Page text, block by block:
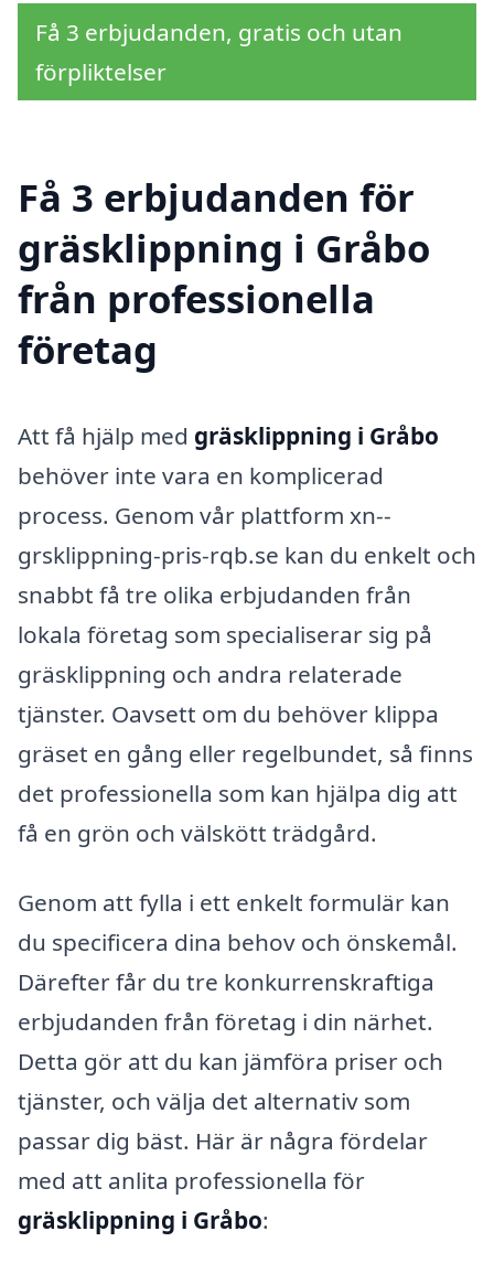
Få 3 erbjudanden, gratis och utan
förpliktelser
Få 3 erbjudanden för
gräsklippning i Gråbo
från professionella
företag
Att få hjälp med gräsklippning i Gråbo
behöver inte vara en komplicerad
process. Genom vår plattform xn--
grsklippning-pris-rqb.se kan du enkelt och
snabbt få tre olika erbjudanden från
lokala företag som specialiserar sig på
gräsklippning och andra relaterade
tjänster. Oavsett om du behöver klippa
gräset en gång eller regelbundet, så finns
det professionella som kan hjälpa dig att
få en grön och välskött trädgård.
Genom att fylla i ett enkelt formulär kan
du specificera dina behov och önskemål.
Därefter får du tre konkurrenskraftiga
erbjudanden från företag i din närhet.
Detta gör att du kan jämföra priser och
tjänster, och välja det alternativ som
passar dig bäst. Här är några fördelar
med att anlita professionella för
gräsklippning i Gråbo: